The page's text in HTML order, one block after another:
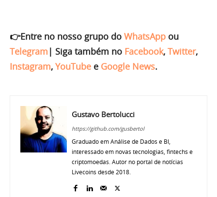
👉Entre no nosso grupo do WhatsApp ou
Telegram | Siga também no Facebook, Twitter,
Instagram, YouTube e Google News.
Gustavo Bertolucci
https://github.com/gusbertol
Graduado em Análise de Dados e BI,
interessado em novas tecnologias, fintechs e
criptomoedas. Autor no portal de notícias
Livecoins desde 2018.